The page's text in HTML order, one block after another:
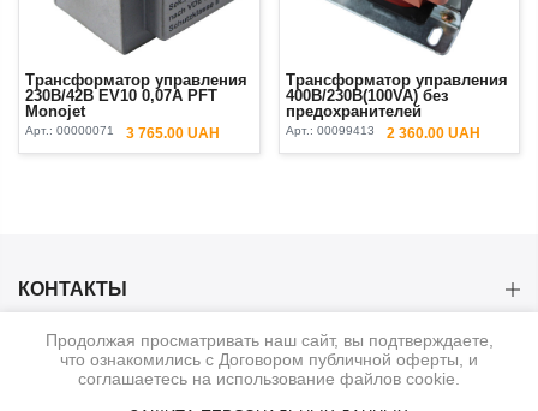
Трансформатор управления
230В/42В EV10 0,07A PFT
Monojet
Арт.: 00000071 3 765.00 UAH
Трансформатор управления
400В/230В(100VA) без
предохранителей
Арт.: 00099413 2 360.00 UAH
КОНТАКТЫ
КАТЕГОРИИ
Продолжая просматривать наш сайт, вы подтверждаете,
что ознакомились с Договором публичной оферты, и
соглашаетесь на использование файлов cookie.